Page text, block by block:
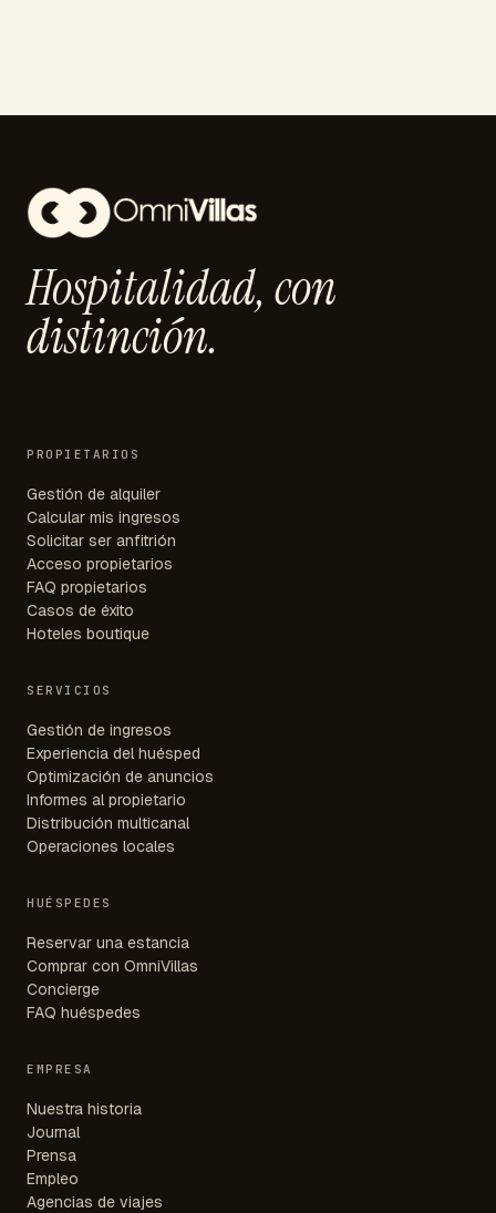
Hospitalidad, con
distinción.
PROPIETARIOS
Gestión de alquiler
Calcular mis ingresos
Solicitar ser anfitrión
Acceso propietarios
FAQ propietarios
Casos de éxito
Hoteles boutique
SERVICIOS
Gestión de ingresos
Experiencia del huésped
Optimización de anuncios
Informes al propietario
Distribución multicanal
Operaciones locales
HUÉSPEDES
Reservar una estancia
Comprar con OmniVillas
Concierge
FAQ huéspedes
EMPRESA
Nuestra historia
Journal
Prensa
Empleo
Agencias de viajes